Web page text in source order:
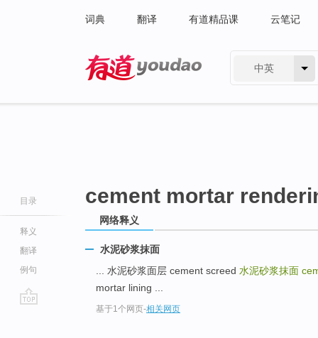
词典 翻译 有道精品课 云笔记
中英
目录
释义
翻译
例句
cement mortar
网络释义
水泥砂浆抹面
... 水泥砂浆面层 cement screed 水泥砂浆抹面
mortar lining ...
基于1个网页-相关网页